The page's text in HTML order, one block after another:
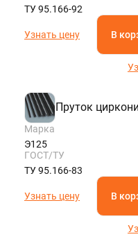
ТУ 95.166-92
Узнать цену В
Пруток
Марка
Э125
ГОСТ/ТУ
ТУ 95.166-83
Узнать цену В